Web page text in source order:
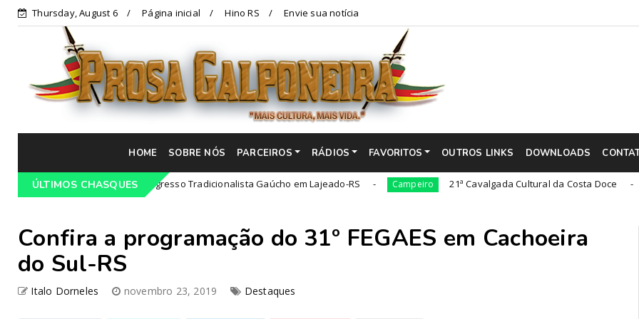
Thursday, August 6 Página inicial Hino RS Envie sua notícia
HOME SOBRE NÓS PARCEIROS RÁDIOS FAVORITOS OUTROS LINKS DOWNLOADS
ÚLTIMOS CHASQUES
do 68º Congresso Tradicionalista Gaúcho em Lajeado-RS Campeiro 21ª Cavalgada Cultural da Costa Doce Campeiro
Confira a programação do 31º FEGAES em Cachoeira
do Sul-RS
Italo Dorneles novembro 23, 2019 Destaques